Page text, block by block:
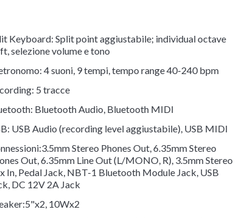
Keyboard: Split point aggiustabile; individual octave
selezione volume e tono
4 suoni, 9 tempi, tempo range 40-240 bpm
5 tracce
Bluetooth Audio, Bluetooth MIDI
USB Audio (recording level aggiustabile), USB MIDI
Stereo Phones Out, 6.35mm Stereo
Out, 6.35mm Line Out (L/MONO, R), 3.5mm Stereo
In, Pedal Jack, NBT-1 Bluetooth Module Jack, USB
DC 12V 2A Jack
10Wx2